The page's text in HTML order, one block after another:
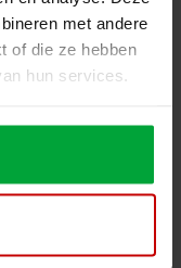
met andere
of die ze hebben
hun services.